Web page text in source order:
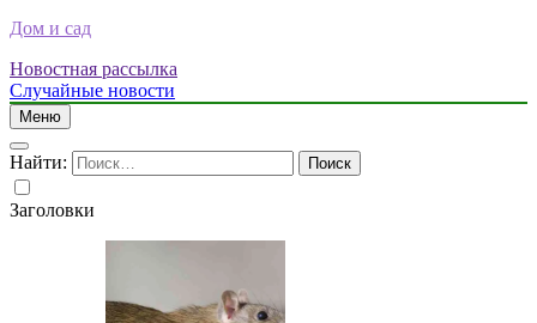
Дом и сад
Новостная рассылка
Случайные новости
Меню
Найти:
Заголовки